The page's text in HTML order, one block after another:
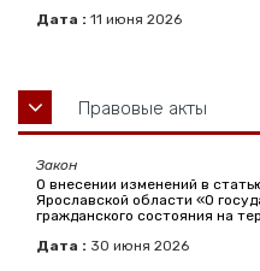
Дата : 11 июня 2026
Правовые акты
Закон
О внесении изменений в
Ярославской области «О
гражданского состояния на
Дата : 30 июня 2026